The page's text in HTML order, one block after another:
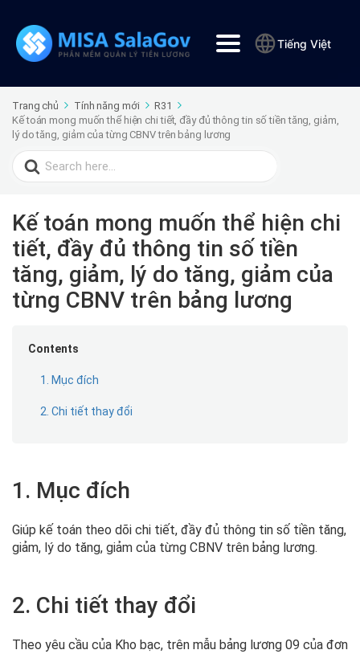
Tiếng Việt
Trang chủ Tính năng mới
R31
Kế toán mong muốn thể hiện chi tiết, đầy đủ thông tin số tiền tăng, giảm,
lý do tăng, giảm của từng CBNV trên bảng lương
Search
for:
Kế toán mong muốn thể hiện chi
tiết, đầy đủ thông tin số tiền
tăng, giảm, lý do tăng, giảm của
từng CBNV trên bảng lương
Contents
1. Mục đích
2. Chi tiết thay đổi
1. Mục đích
Giúp kế toán theo dõi chi tiết, đầy đủ thông tin số tiền tăng,
giảm, lý do tăng, giảm của từng CBNV trên bảng lương.
2. Chi tiết thay đổi
Theo yêu cầu của Kho bạc, trên mẫu bảng lương 09 của đơn